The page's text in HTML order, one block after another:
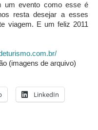
um evento como esse é
resta desejar a esses
viagem. E um feliz 2011
(imagens de arquivo)
LinkedIn